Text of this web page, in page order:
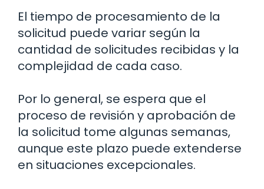
El tiempo de procesamiento de la
solicitud puede variar según la
cantidad de solicitudes recibidas y la
complejidad de cada caso.
Por lo general, se espera que el
proceso de revisión y aprobación de
la solicitud tome algunas semanas,
aunque este plazo puede extenderse
en situaciones excepcionales.